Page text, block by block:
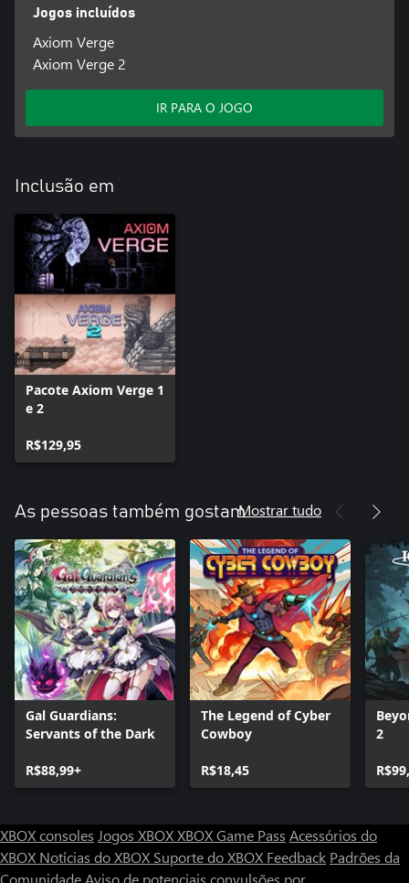
Jogos incluídos
Axiom Verge
Axiom Verge 2
IR PARA O JOGO
Inclusão em
Pacote Axiom Verge 1
e 2
R$129,95
As pessoas também gostamMostrar tudo
Gal Guardians:
Servants of the Dark
R$88,99+
The Legend of Cyber
Cowboy
R$18,45
2
XBOX consoles Jogos XBOXXBOX Game Pass Acessórios do
XBOX Notícias do XBOX Suporte do XBOX Feedback Padrões da
Comunidade Aviso de potenciais convulsões por